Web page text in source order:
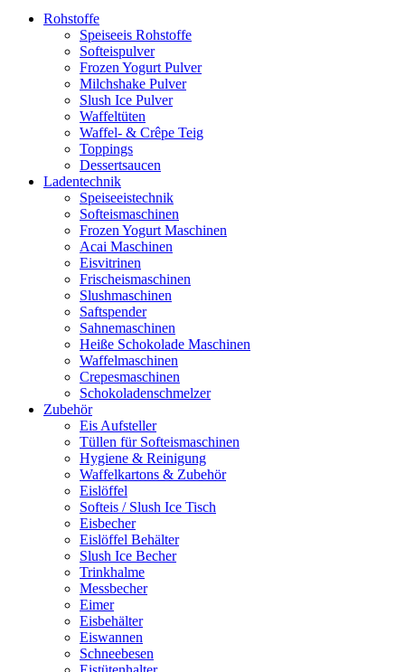
Rohstoffe
Speiseeis Rohstoffe
Softeispulver
Frozen Yogurt Pulver
Milchshake Pulver
Slush Ice Pulver
Waffeltüten
Waffel- & Crêpe Teig
Toppings
Dessertsaucen
Ladentechnik
Speiseeistechnik
Softeismaschinen
Frozen Yogurt Maschinen
Acai Maschinen
Eisvitrinen
Frischeismaschinen
Slushmaschinen
Saftspender
Sahnemaschinen
Heiße Schokolade Maschinen
Waffelmaschinen
Crepesmaschinen
Schokoladenschmelzer
Zubehör
Eis Aufsteller
Tüllen für Softeismaschinen
Hygiene & Reinigung
Waffelkartons & Zubehör
Eislöffel
Softeis / Slush Ice Tisch
Eisbecher
Eislöffel Behälter
Slush Ice Becher
Trinkhalme
Messbecher
Eimer
Eisbehälter
Eiswannen
Schneebesen